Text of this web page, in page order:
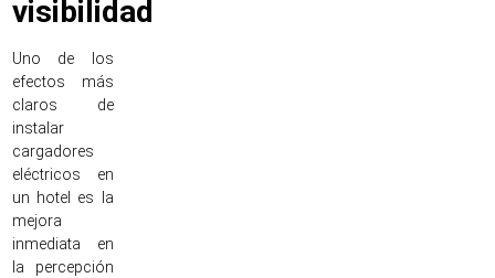
visibilidad
Uno de los
efectos más
claros de
instalar
cargadores
eléctricos en
un hotel es la
mejora
inmediata en
la percepción